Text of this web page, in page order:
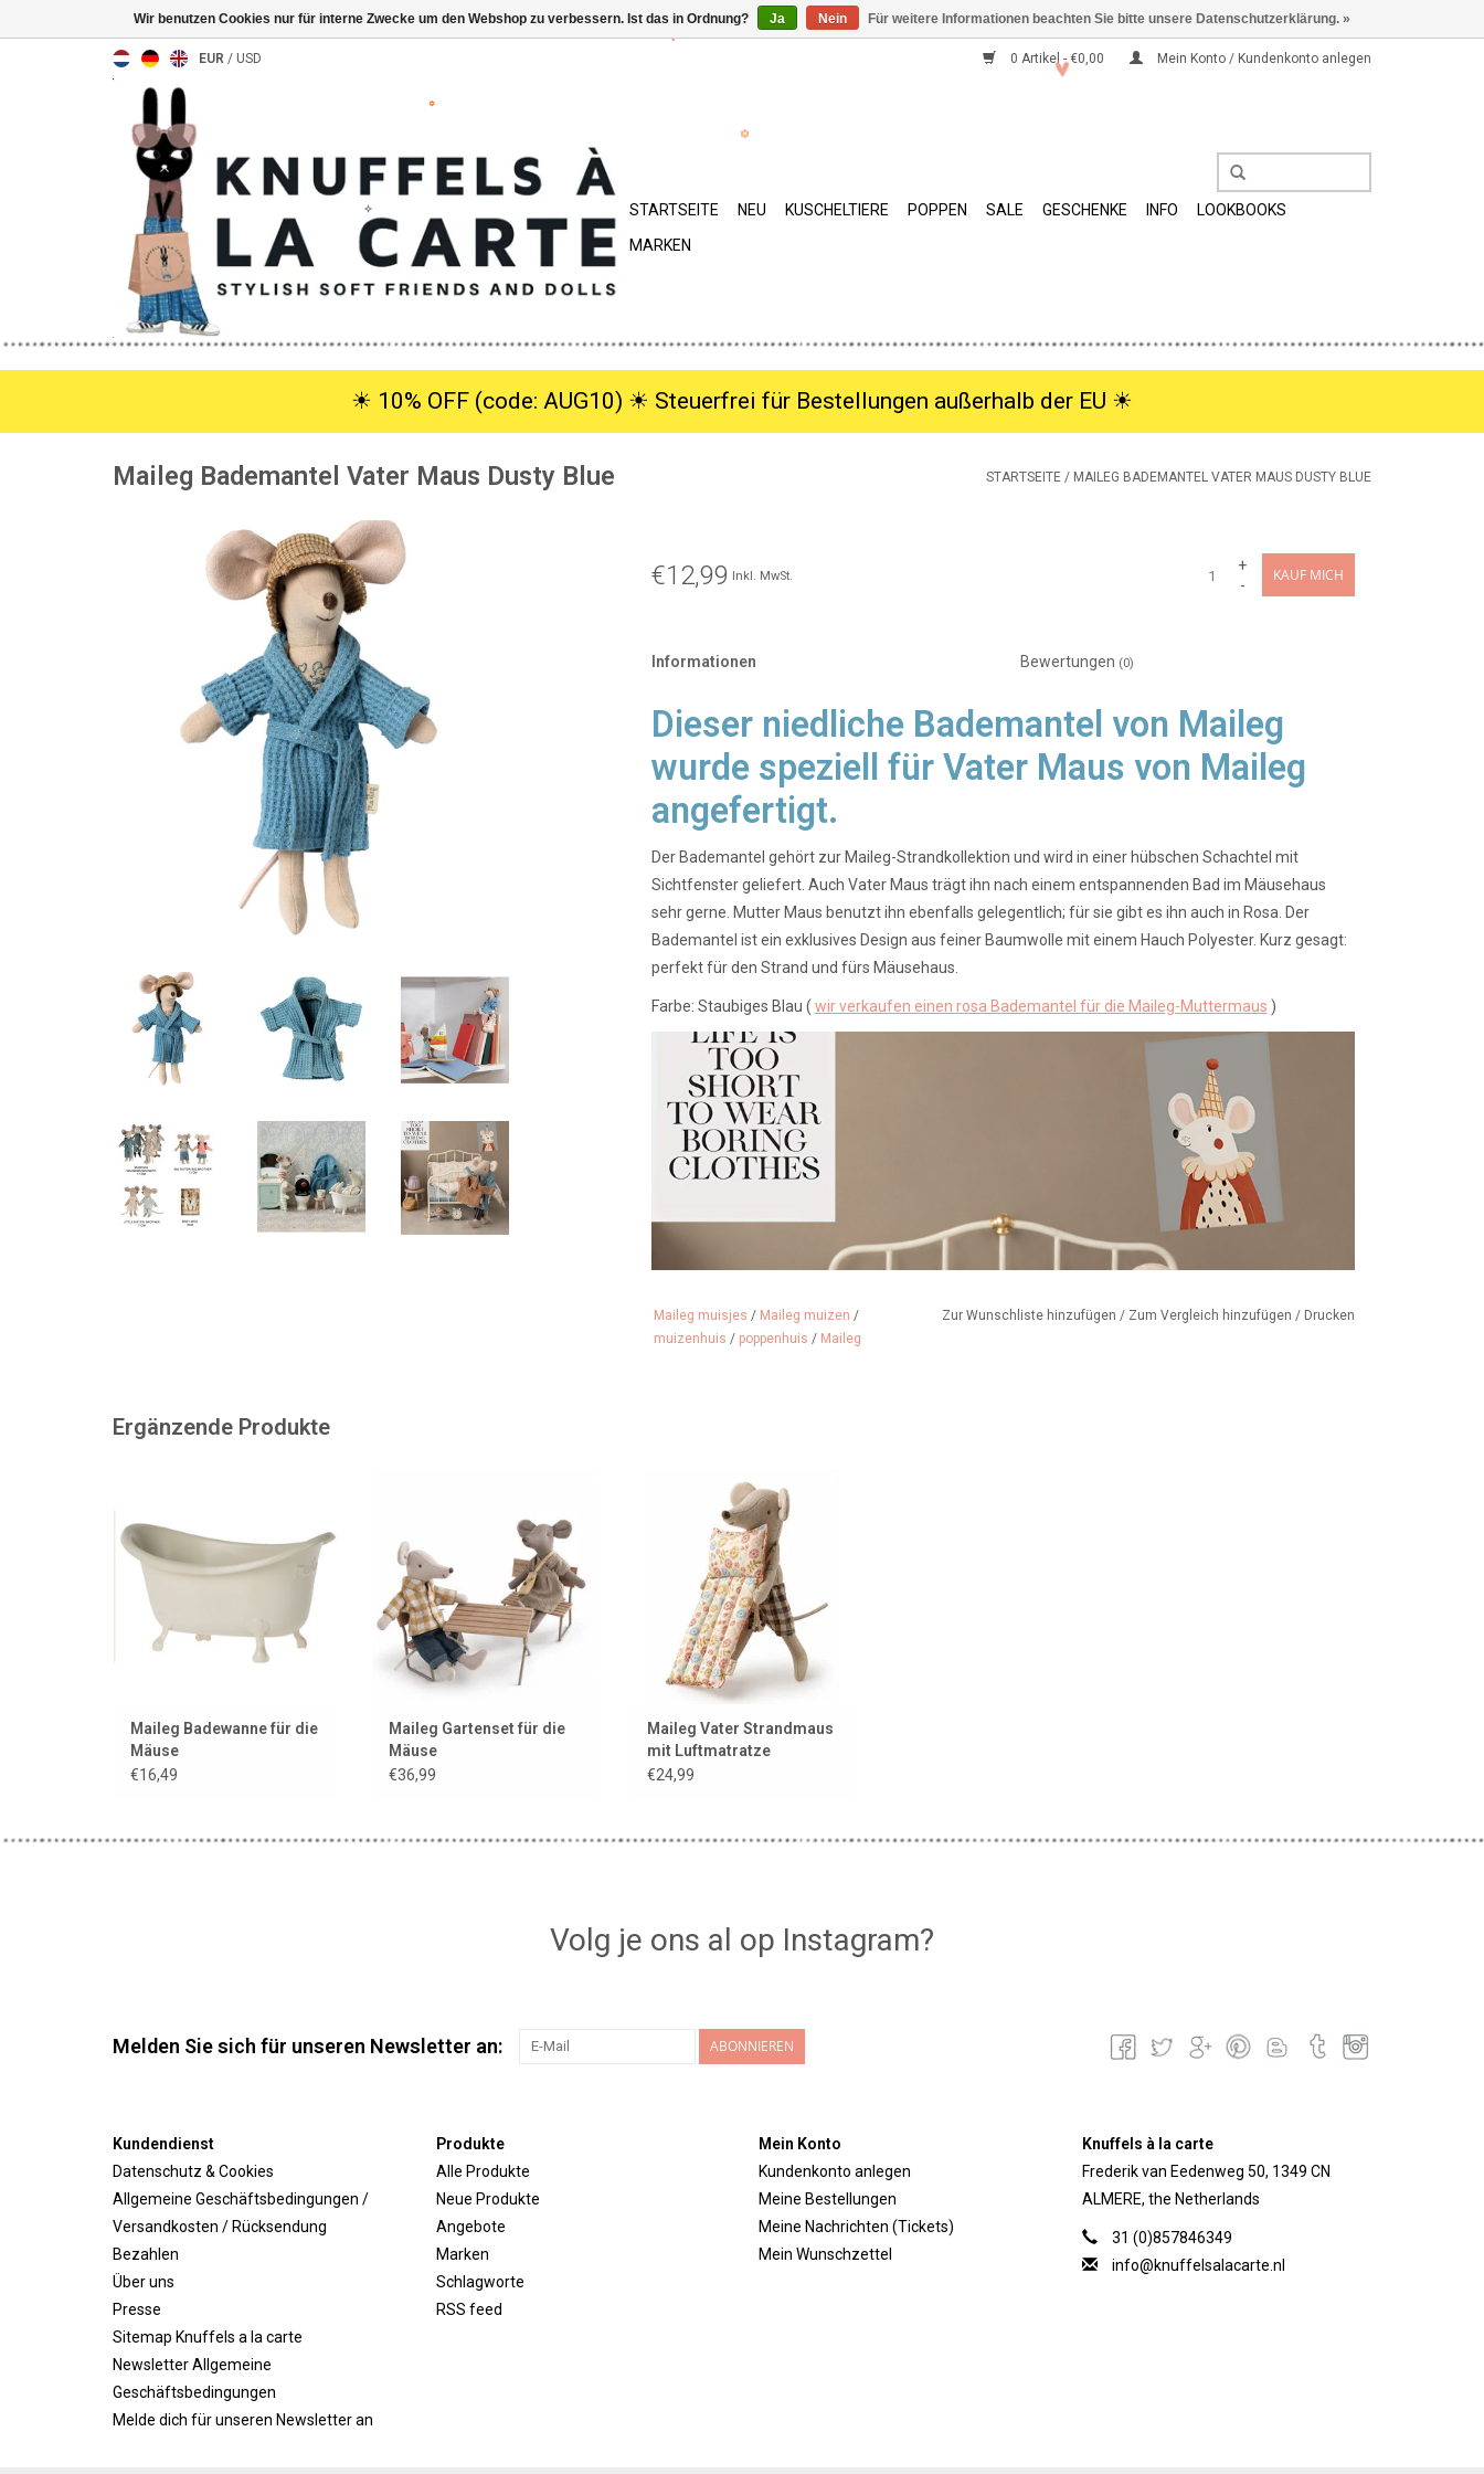
EUR / USD 0 Artikel - €0,00 Mein Konto / Kundenkonto anlegen
STARTSEITE NEU KUSCHELTIERE POPPEN SALE GESCHENKE INFO
LOOKBOOKS
MARKEN
☀︎ 10% OFF (code: AUG10) ☀︎ Steuerfrei für Bestellungen außerhalb der EU ☀︎
Maileg Bademantel Vater Maus Dusty Blue STARTSEITE / MAILEG BADEMANTEL VATER MAUS DUSTY BLUE
€12,99 Inkl. MwSt.
+
-
KAUF MICH
Informationen Bewertungen (0)
Dieser niedliche Bademantel von Maileg
wurde speziell für Vater Maus von Maileg
angefertigt.
Der Bademantel gehört zur Maileg-Strandkollektion und wird in einer hübschen Schachtel mit
Sichtfenster geliefert. Auch Vater Maus trägt ihn nach einem entspannenden Bad im Mäusehaus
sehr gerne. Mutter Maus benutzt ihn ebenfalls gelegentlich; für sie gibt es ihn auch in Rosa. Der
Bademantel ist ein exklusives Design aus feiner Baumwolle mit einem Hauch Polyester. Kurz gesagt:
perfekt für den Strand und fürs Mäusehaus.
Farbe: Staubiges Blau (wir verkaufen einen rosa Bademantel für die Maileg-Muttermaus )
Ab 3 Jahren.
Maileg muisjes / Maileg muizen /
muizenhuis / poppenhuis / Maileg
Zur Wunschliste hinzufügen / Zum Vergleich hinzufügen / Drucken
Ergänzende Produkte
ZUM WARENKORB HINZUFÜGEN
Maileg Badewanne für die
Mäuse
€16,49
Maileg Gartenset für die
Mäuse
€36,99
Vater Strandmaus mit seiner
Luftmatratze.
ZUM WARENKORB HINZUFÜGEN
Maileg Vater Strandmaus
mit Luftmatratze
€24,99
Volg je ons al op Instagram?
Melden Sie sich für unseren Newsletter an: ABONNIEREN
Kundendienst
Datenschutz & Cookies
Allgemeine Geschäftsbedingungen /
Versandkosten / Rücksendung
Bezahlen
Über uns
Presse
Sitemap Knuffels a la carte
Newsletter Allgemeine
Geschäftsbedingungen
Melde dich für unseren Newsletter an
Produkte
Alle Produkte
Neue Produkte
Angebote
Marken
Schlagworte
RSS feed
Mein Konto
Kundenkonto anlegen
Meine Bestellungen
Meine Nachrichten (Tickets)
Mein Wunschzettel
Knuffels à la carte
Frederik van Eedenweg 50, 1349 CN
ALMERE, the Netherlands
31 (0)857846349
info@knuffelsalacarte.nl
Wir benutzen Cookies nur für interne Zwecke um den Webshop zu verbessern. Ist das in Ordnung? Ja Nein Für weitere Informationen beachten Sie bitte unsere Datenschutzerklärung. »